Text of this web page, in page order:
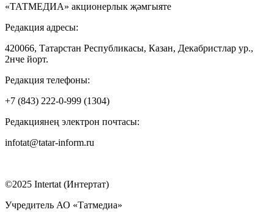
«ТАТМЕДИА» акционерлык җәмгыяте
Редакция адресы:
420066, Татарстан Республикасы, Казан, Декабристлар ур.,
2нче йорт.
Редакция телефоны:
+7 (843) 222-0-999 (1304)
Редакциянең электрон почтасы:
infotat@tatar-inform.ru
©2025 Intertat (Интертат)
Учредитель АО «Татмедиа»